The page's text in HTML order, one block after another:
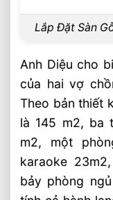
Lắp Đặt Sàn
Anh Diệu cho
của hai vợ
Theo bản thiết
là 145 m2, ba
m2, một
karaoke
bảy phòng